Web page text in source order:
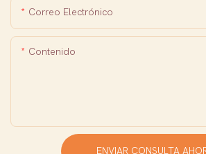
Correo Electrónico
Contenido
ENVIAR CONSULTA